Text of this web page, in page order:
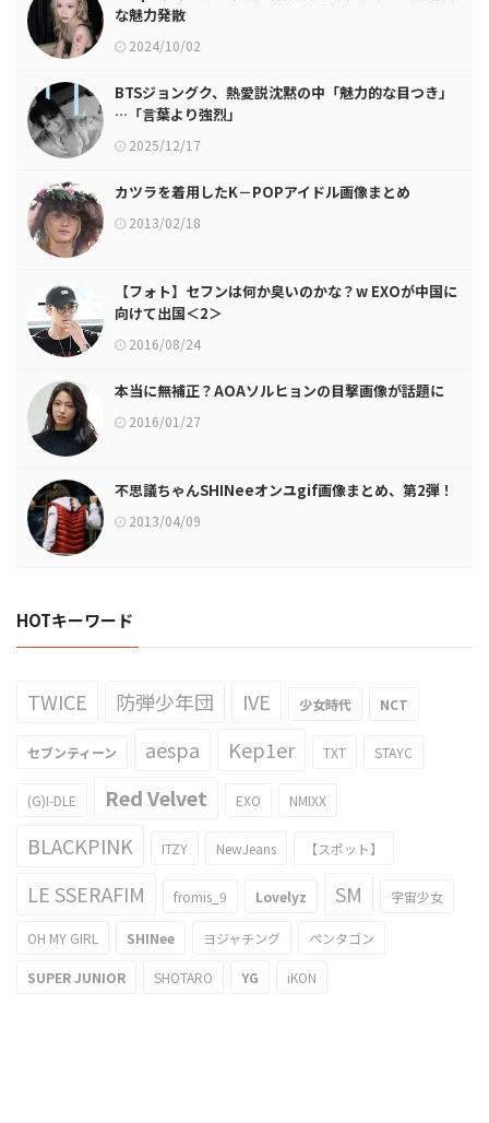
な魅力発散
2024/10/02
BTSジョングク、熱愛説沈黙の中「魅力的な目つき」
…「言葉より強烈」
2025/12/17
カツラを着用したK－POPアイドル画像まとめ
2013/02/18
【フォト】セフンは何か臭いのかな？w EXOが中国に
向けて出国＜2＞
2016/08/24
本当に無補正？AOAソルヒョンの目撃画像が話題に
2016/01/27
不思議ちゃんSHINeeオンユgif画像まとめ、第2弾！
2013/04/09
HOTキーワード
TWICE 防弾少年団 IVE 少女時代 NCT
セブンティーン aespa Kep1er TXT STAYC
(G)I-DLE Red Velvet EXO NMIXX
BLACKPINK ITZY NewJeans 【スポット】
LE SSERAFIM fromis_9 Lovelyz SM 宇宙少女
OH MY GIRL SHINee ヨジャチング ペンタゴン
SUPER JUNIOR SHOTARO YG iKON